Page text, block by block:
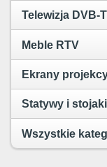
Telewizja DVB-
Meble RTV
Ekrany
Statywy i stojaki
Wszystkie